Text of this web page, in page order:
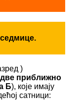
)
две приближно
Б), које имају
сатници: